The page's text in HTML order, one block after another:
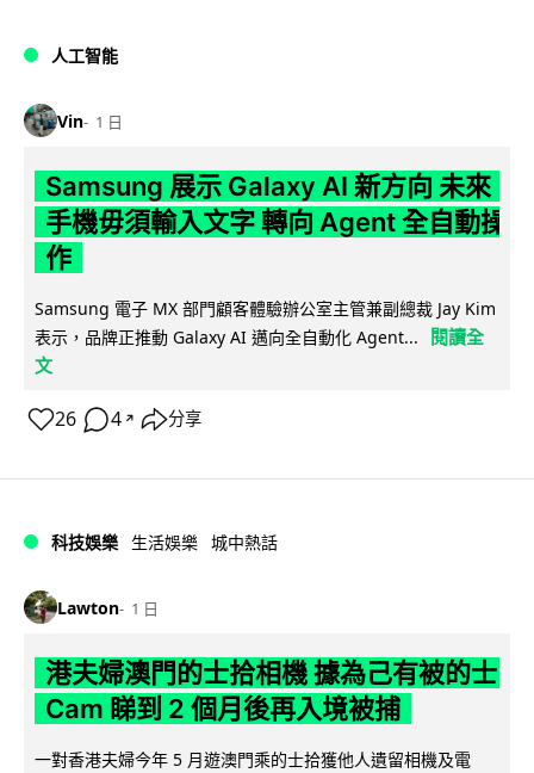
人工智能
Vin 1 日
Samsung 展示 Galaxy AI 新方向 未來
手機毋須輸入文字 轉向 Agent 全自動操
作
Samsung 電子 MX 部門顧客體驗辦公室主管兼副總裁 Jay Kim
表示，品牌正推動 Galaxy AI 邁向全自動化 Agent...
閱讀全
文
26 4 ↗ 分享
科技娛樂 生活娛樂 城中熱話
Lawton 1 日
港夫婦澳門的士拾相機 據為己有被的士
Cam 睇到 2 個月後再入境被捕
一對香港夫婦今年 5 月遊澳門乘的士拾獲他人遺留相機及電